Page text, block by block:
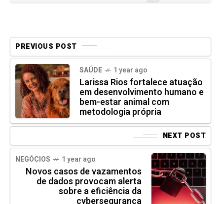
PREVIOUS POST
SAÚDE 1 year ago
Larissa Rios fortalece atuação
em desenvolvimento humano e
bem-estar animal com
metodologia própria
NEXT POST
NEGÓCIOS 1 year ago
Novos casos de vazamentos
de dados provocam alerta
sobre a eficiência da